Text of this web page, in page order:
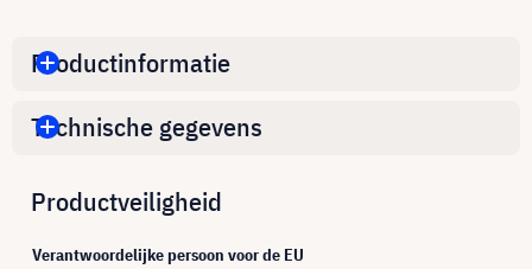
Productinformatie
Technische gegevens
Productveiligheid
Verantwoordelijke persoon voor de EU